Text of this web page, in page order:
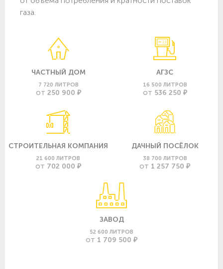
газа.
ЧАСТНЫЙ ДОМ
7 720 ЛИТРОВ
ОТ 250 900 ₽
АГЗС
16 500 ЛИТРОВ
ОТ 536 250 ₽
СТРОИТЕЛЬНАЯ КОМПАНИЯ
21 600 ЛИТРОВ
ОТ 702 000 ₽
ДАЧНЫЙ ПОСЁЛОК
38 700 ЛИТРОВ
ОТ 1 257 750 ₽
ЗАВОД
52 600 ЛИТРОВ
ОТ 1 709 500 ₽